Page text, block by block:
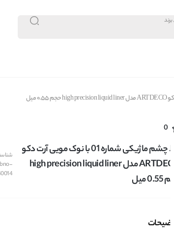
0
خط چشم ماژیکی شماره 01 با نوک مویی آرت دکو
ARTDECO مدل high precision liquid liner
حجم 0.55 میل
bno-
توضیحات